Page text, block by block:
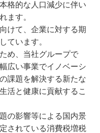
格的な人口減少に伴い
ます。
けて、企業に対する期
ています。
め、当社グループで
広い事業でイノベーシ
課題を解決する新たな
活と健康に貢献するこ
の影響等による国内景
されている消費税増税